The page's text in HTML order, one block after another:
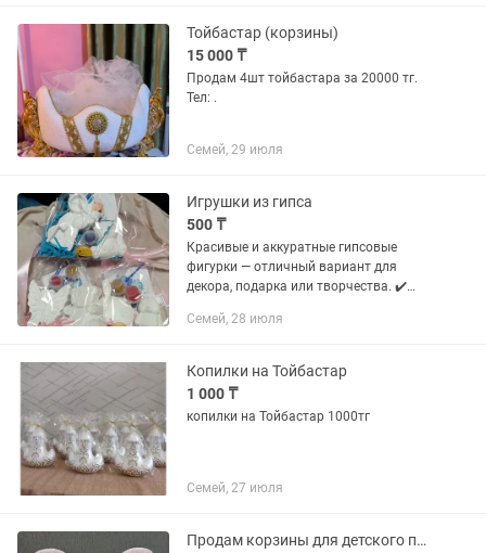
Тойбастар (корзины)
15 000 ₸
Продам 4шт тойбастара за 20000 тг.
Тел: .
Семей, 29 июля
Игрушки из гипса
500 ₸
Красивые и аккуратные гипсовые
фигурки — отличный вариант для
декора, подарка или творчества. ✔️
Экологичный материал ✔️ Ручная
Семей, 28 июля
Копилки на Тойбастар
1 000 ₸
копилки на Тойбастар 1000тг
Семей, 27 июля
Продам корзины для детского праздника